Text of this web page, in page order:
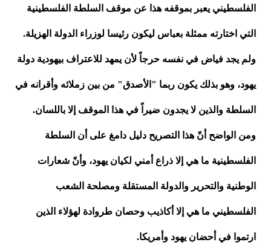
الفلسطيني يعبر بموقفه هذا عن موقف السلطة الفلسطينية
التي اختارته ممثلة بعباس ليكون رئيسا لوزراء الدولة الهزيلة.
ولم يجد فياض في نفسه حرجاً لأن يمهد للاعتراف بيهودية دولة
يهود، وهو بذلك يكون ربما "الأصدق" من بين زملائه وأقرانه في
السلطة والذين لا يجدون ضيراً في هذا الموقف إلا باللسان.
ومن الواضح أنّ هذا التصريح دليل دامغ على أن السلطة
الفلسطينية ما هي إلا ذراع أمني لكيان يهود، وأنّ شعارات
الوطنية والتحرير والدولة المستقلة ومصلحة الشعب
الفلسطيني ما هي إلا أكاذيب وحصان طروادة لهؤلاء الذين
ارتموا في أحضان يهود وأمريكا.